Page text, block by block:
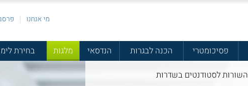
מי אנחנו
פסיכומטרי הכנה לבגרות הנדסאי מלגות בחירת
השורות לסטודנטים בשדרות